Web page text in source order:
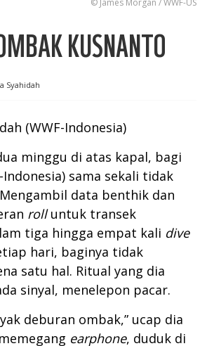
© James Morgan / WWF-US
KUSNANTO
Syahidah
(WWF-Indonesia)
minggu di atas kapal, bagi
Indonesia) sama sekali tidak
data benthik dan
rolluntuk transek
tiga hingga empat kali dive
hari, baginya tidak
satu hal. Ritual yang dia
sinyal, menelepon pacar.
deburan ombak,” ucap dia
earphone, duduk di